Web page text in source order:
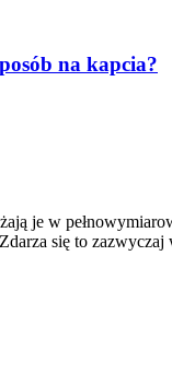
na kapcia?
je w
się to